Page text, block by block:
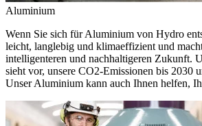
Aluminium
Wenn Sie sich für Aluminium von Hydro
leicht, langlebig und klimaeffizient und
intelligenteren und nachhaltigeren Zukunft.
sieht vor, unsere CO2-Emissionen bis 2030
Unser Aluminium kann auch Ihnen helfen,